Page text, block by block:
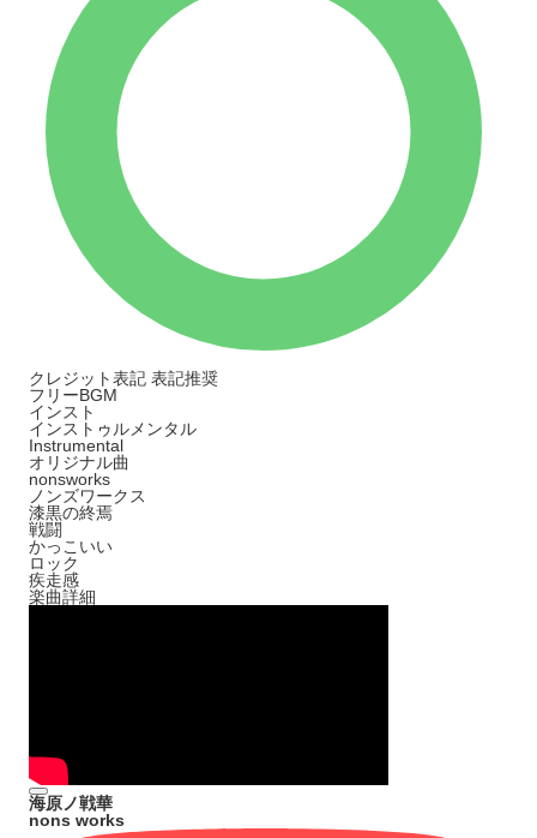
クレジット表記 表記推奨
フリーBGM
インスト
インストゥルメンタル
Instrumental
オリジナル曲
nonsworks
ノンズワークス
漆黒の終焉
戦闘
かっこいい
ロック
疾走感
楽曲詳細
海原ノ戦華
nons works